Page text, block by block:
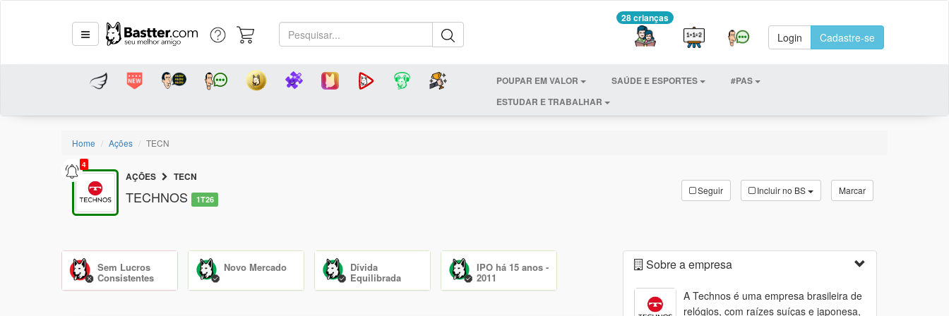
28 crianças
Login Cadastre-se
POUPAR EM VALOR SAÚDE E ESPORTES
#PAS
ESTUDAR E TRABALHAR
Home Ações TECN
4
AÇÕES TECN
TECHNOS 1T26
Seguir Incluir no BS Marcar
Sem Lucros
Consistentes
Novo Mercado Dívida
Equilibrada
IPO há 15 anos -
2011
Sobre a empresa
A Technos é uma empresa brasileira de
relógios, com raízes suíças e japonesa,